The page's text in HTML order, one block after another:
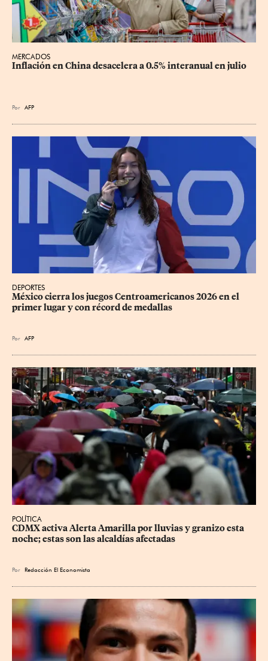
MERCADOS
Inflación en China desacelera a 0.5% interanual en julio
Por AFP
DEPORTES
México cierra los juegos Centroamericanos 2026 en el
primer lugar y con récord de medallas
Por AFP
POLÍTICA
CDMX activa Alerta Amarilla por lluvias y granizo esta
noche; estas son las alcaldías afectadas
Por Redacción El Economista